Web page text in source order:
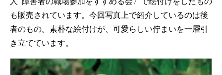
も販売されています。今回写真上で紹介しているのは後
者のもの。素朴な絵付けが、可愛らしい佇まいを一層引
き立てています。